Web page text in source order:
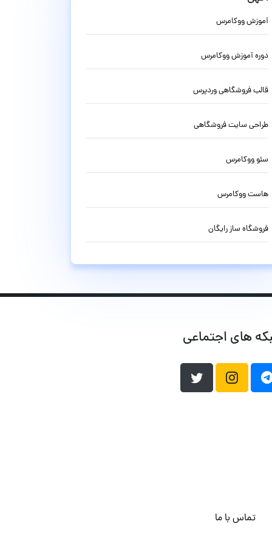
آموزش ووکامرس
دوره آموزش ووکامرس
قالب فروشگاهی وردپرس
طراحی سایت فروشگاهی
سئو ووکامرس
هاست ووکامرس
فروشگاه ساز رایگان
های اجتماعی
تماس با ما